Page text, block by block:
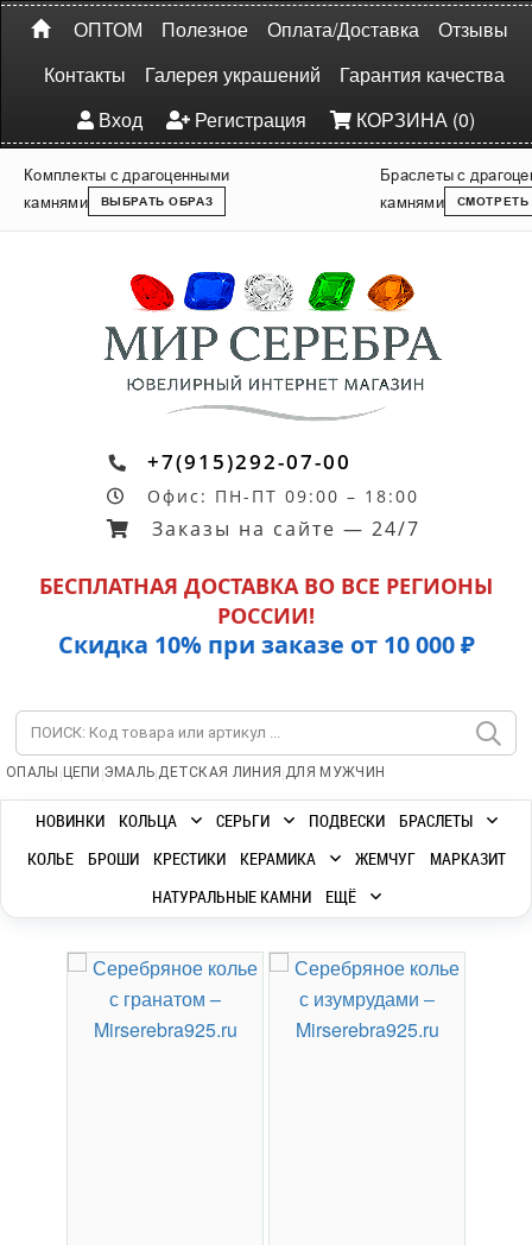
ОПТОМ Полезное Оплата/Доставка
Отзывы
Контакты
Галерея украшений
Гарантия качества
Вход
Регистрация КОРЗИНА (0)
Комплекты с драгоценными
камнями
ВЫБРАТЬ ОБРАЗ
Браслеты с
камнями
СМОТРЕТЬ
+7(915)292-07-00
Офис: ПН-ПТ 09:00 – 18:00
Заказы на сайте — 24/7
БЕСПЛАТНАЯ ДОСТАВКА ВО ВСЕ РЕГИОНЫ
РОССИИ!
Скидка 10% при заказе от 10 000 ₽
ОПАЛЫ | ЦЕПИ |ЭМАЛЬ|ДЕТСКАЯ ЛИНИЯ |ДЛЯ МУЖЧИН
НОВИНКИ КОЛЬЦА СЕРЬГИ ПОДВЕСКИ
БРАСЛЕТЫ
КОЛЬЕ
БРОШИ КРЕСТИКИ КЕРАМИКА ЖЕМЧУГ
МАРКАЗИТ
НАТУРАЛЬНЫЕ КАМНИ
ЕЩЁ